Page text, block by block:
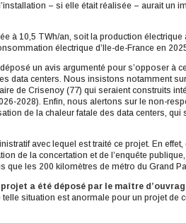
– si elle était réalisée – aurait un
à 10,5 TWh/an, soit la production électrique
électrique d’Ile-de-France en
un avis argumenté pour s’opposer à
data centers. Nous insistons notamment
de Crisenoy (77) qui seraient construits
2028). Enfin, nous alertons sur le non-
de la chaleur fatale des data centers, qui
avec lequel est traité ce projet. En
de la concertation et de l’enquête
que les 200 kilomètres de métro du Grand
a été déposé par le maître
telle situation est anormale pour un projet de